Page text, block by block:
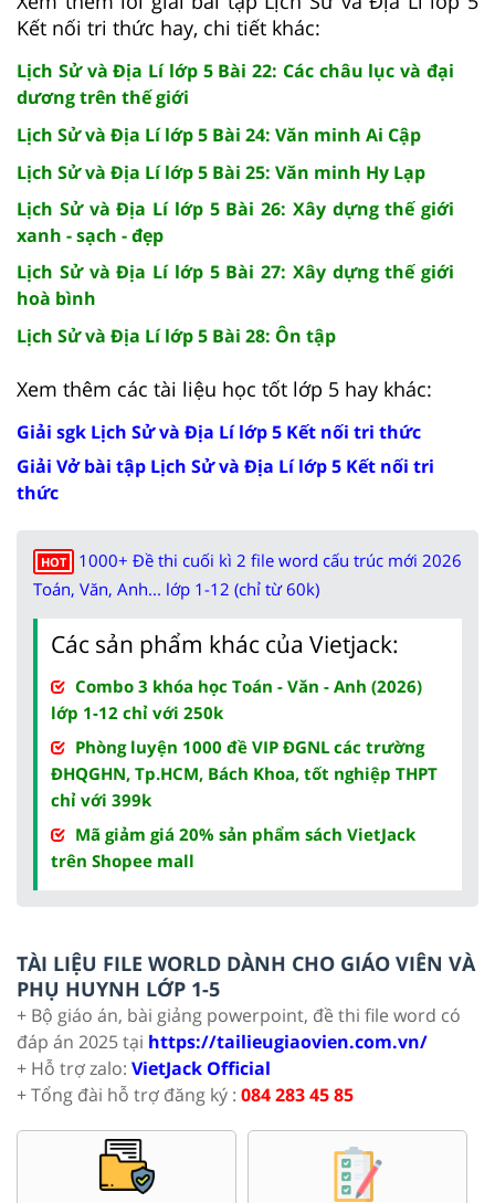
Kết nối tri thức hay, chi tiết khác:
Lịch Sử và Địa Lí lớp 5 Bài 22: Các châu lục và đại
dương trên thế giới
Lịch Sử và Địa Lí lớp 5 Bài 24: Văn minh Ai Cập
Lịch Sử và Địa Lí lớp 5 Bài 25: Văn minh Hy Lạp
Lịch Sử và Địa Lí lớp 5 Bài 26: Xây dựng thế giới
xanh - sạch - đẹp
Lịch Sử và Địa Lí lớp 5 Bài 27: Xây dựng thế giới
hoà bình
Lịch Sử và Địa Lí lớp 5 Bài 28: Ôn tập
Xem thêm các tài liệu học tốt lớp 5 hay khác:
Giải sgk Lịch Sử và Địa Lí lớp 5 Kết nối tri thức
Giải Vở bài tập Lịch Sử và Địa Lí lớp 5 Kết nối tri
thức
HOT
1000+ Đề thi cuối kì 2 file word cấu trúc mới 2026
Toán, Văn, Anh... lớp 1-12 (chỉ từ 60k)
Các sản phẩm khác của Vietjack:
Combo 3 khóa học Toán - Văn - Anh (2026)
lớp 1-12 chỉ với 250k
Phòng luyện 1000 đề VIP ĐGNL các trường
ĐHQGHN, Tp.HCM, Bách Khoa, tốt nghiệp THPT
chỉ với 399k
Mã giảm giá 20% sản phẩm sách VietJack
trên Shopee mall
TÀI LIỆU FILE WORLD DÀNH CHO GIÁO VIÊN VÀ
PHỤ HUYNH LỚP 1-5
+ Bộ giáo án, bài giảng powerpoint, đề thi file word có
đáp án 2025 tại https://tailieugiaovien.com.vn/
+ Hỗ trợ zalo: VietJack Official
+ Tổng đài hỗ trợ đăng ký : 084 283 45 85